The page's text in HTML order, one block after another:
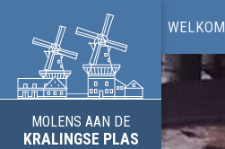
MOLENS AAN DE
KRALINGSE PLAS
WELKOM